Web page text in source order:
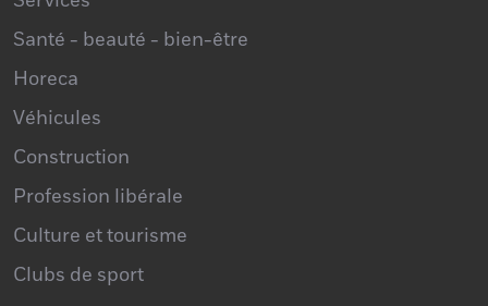
Santé - beauté - bien-être
Horeca
Véhicules
Construction
Profession libérale
Culture et tourisme
Clubs de sport